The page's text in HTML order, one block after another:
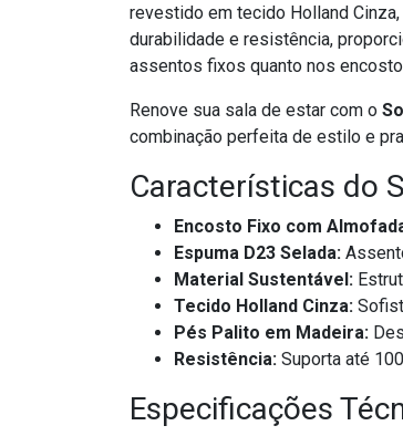
revestido em tecido Holland
durabilidade e resistência,
assentos fixos quanto nos
Renove sua sala de estar com o
combinação perfeita de estilo e
Características do
Encosto Fixo com
Espuma D23 Selada:
Material Sustentável:
Tecido Holland Cinza:
Pés Palito em Madeira:
Resistência: Suporta até
Especificações